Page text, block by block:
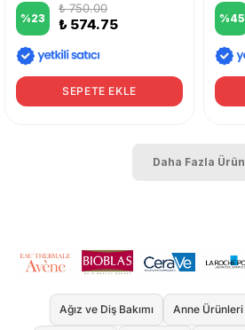
%23
₺ 750.00
₺ 574.75
SEPETE EKLE
%45
Daha Fazla Ürün
Ağız ve Diş Bakımı Anne Ürünleri